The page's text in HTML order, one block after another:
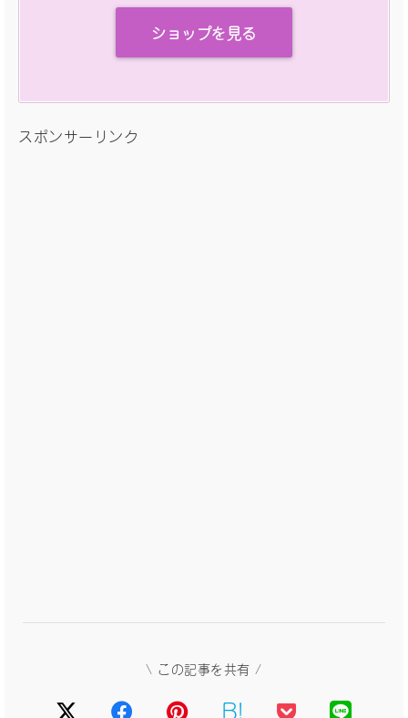
ショップを見る
スポンサーリンク
\ この記事を共有 /
B!